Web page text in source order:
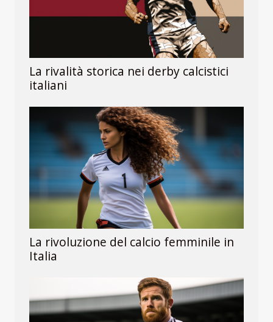
La rivalità storica nei derby calcistici
italiani
La rivoluzione del calcio femminile in
Italia